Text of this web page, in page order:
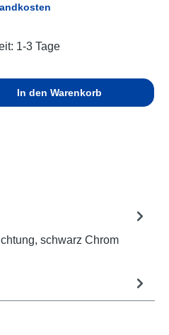
1-3 Tage
den gewünschten
In den Warenkorb
schwarz Chrom